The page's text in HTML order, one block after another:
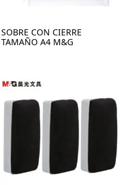
SOBRE CON CIERRE
TAMAÑO A4 M&G